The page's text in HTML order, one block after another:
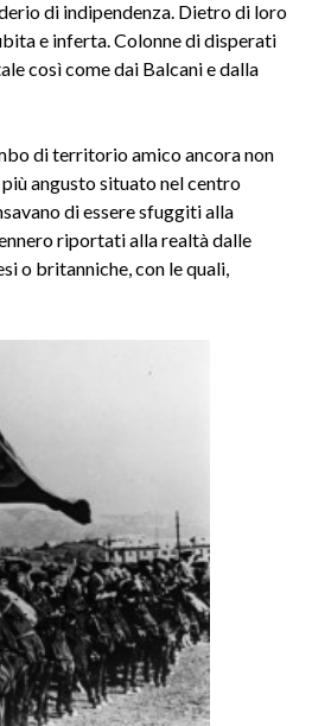
di indipendenza. Dietro di loro
e inferta. Colonne di disperati
così come dai Balcani e dalla
di territorio amico ancora non
angusto situato nel centro
di essere sfuggiti alla
riportati alla realtà dalle
o britanniche, con le quali,